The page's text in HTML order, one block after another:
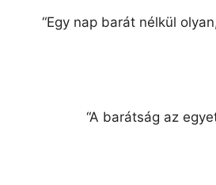
“Egy nap barát nélkül
“A barátság az